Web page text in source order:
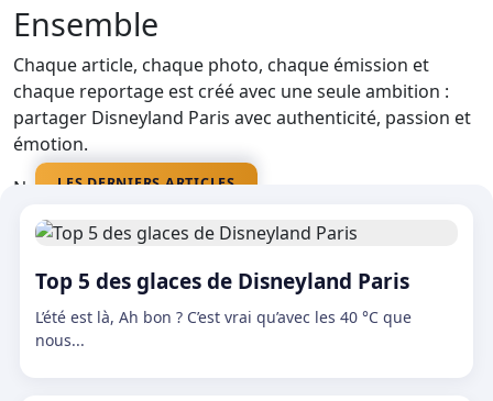
Ensemble
Chaque article, chaque photo, chaque émission et
chaque reportage est créé avec une seule ambition :
partager Disneyland Paris avec authenticité, passion et
émotion.
Nos médias
LES DERNIERS ARTICLES
Top 5 des glaces de Disneyland Paris
L’été est là, Ah bon ? C’est vrai qu’avec les 40 °C que
nous...